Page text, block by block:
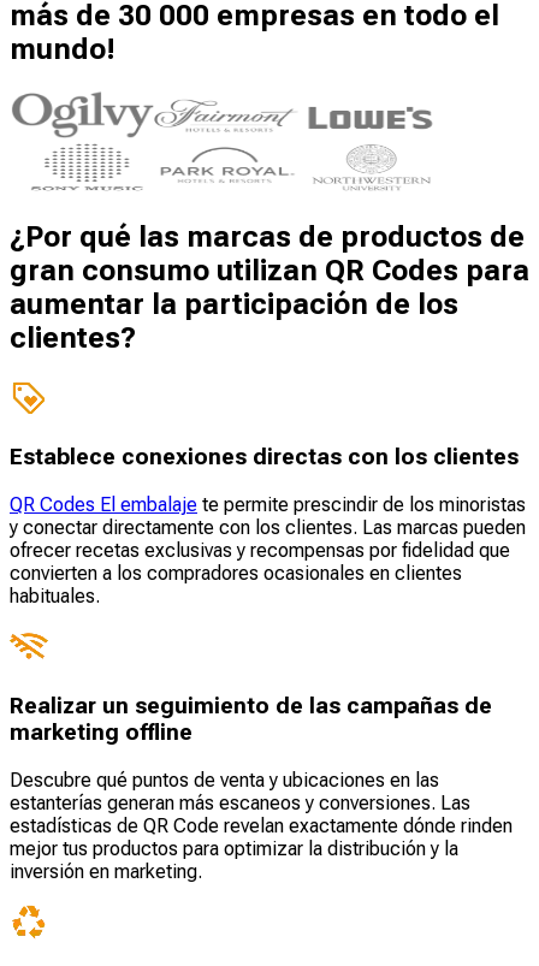
más de 30 000 empresas en todo el
mundo!
¿Por qué las marcas de productos de
gran consumo utilizan QR Codes para
aumentar la participación de los
clientes?
Establece conexiones directas con los clientes
QR Codes El embalaje te permite prescindir de los minoristas
y conectar directamente con los clientes. Las marcas pueden
ofrecer recetas exclusivas y recompensas por fidelidad que
convierten a los compradores ocasionales en clientes
habituales.
Realizar un seguimiento de las campañas de
marketing offline
Descubre qué puntos de venta y ubicaciones en las
estanterías generan más escaneos y conversiones. Las
estadísticas de QR Code revelan exactamente dónde rinden
mejor tus productos para optimizar la distribución y la
inversión en marketing.